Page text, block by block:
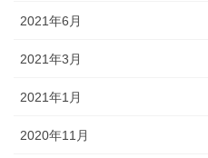
2021年6月
2021年3月
2021年1月
2020年11月